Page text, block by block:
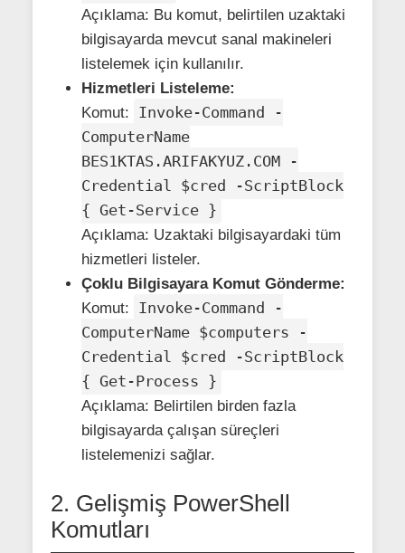
Açıklama: Bu komut, belirtilen uzaktaki
bilgisayarda mevcut sanal makineleri
listelemek için kullanılır.
Hizmetleri Listeleme:
Komut:
Invoke-Command -
ComputerName
BES1KTAS.ARIFAKYUZ.COM -
Credential $cred -ScriptBlock
{ Get-Service }
Açıklama: Uzaktaki bilgisayardaki tüm
hizmetleri listeler.
Çoklu Bilgisayara Komut Gönderme:
Komut:
Invoke-Command -
ComputerName $computers -
Credential $cred -ScriptBlock
{ Get-Process }
Açıklama: Belirtilen birden fazla
bilgisayarda çalışan süreçleri
listelemenizi sağlar.
2. Gelişmiş PowerShell
Komutları